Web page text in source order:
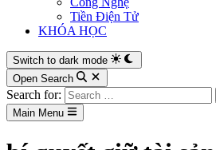
Tiền Điện Tử
KHÓA HỌC
Switch to dark mode
Open Search
Search for:
Main Menu